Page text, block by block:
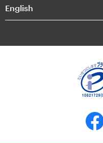
個人情報保護方針
反社会的勢力に対する基本方針
English